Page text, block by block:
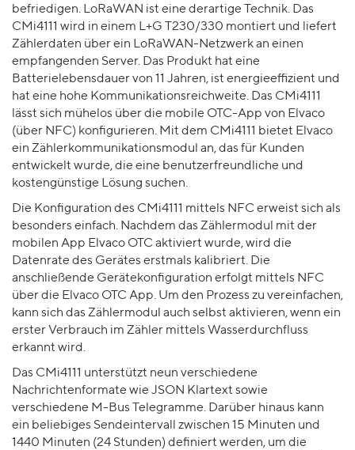
befriedigen. LoRaWAN ist eine derartige Technik. Das
CMi4111 wird in einem L+G T230/330 montiert und liefert
Zählerdaten über ein LoRaWAN-Netzwerk an einen
empfangenden Server. Das Produkt hat eine
Batterielebensdauer von 11 Jahren, ist energieeffizient und
hat eine hohe Kommunikationsreichweite. Das CMi4111
lässt sich mühelos über die mobile OTC-App von Elvaco
(über NFC) konfigurieren. Mit dem CMi4111 bietet Elvaco
ein Zählerkommunikationsmodul an, das für Kunden
entwickelt wurde, die eine benutzerfreundliche und
kostengünstige Lösung suchen.
Die Konfiguration des CMi4111 mittels NFC erweist sich als
besonders einfach. Nachdem das Zählermodul mit der
mobilen App Elvaco OTC aktiviert wurde, wird die
Datenrate des Gerätes erstmals kalibriert. Die
anschließende Gerätekonfiguration erfolgt mittels NFC
über die Elvaco OTC App. Um den Prozess zu vereinfachen,
kann sich das Zählermodul auch selbst aktivieren, wenn ein
erster Verbrauch im Zähler mittels Wasserdurchfluss
erkannt wird.
Das CMi4111 unterstützt neun verschiedene
Nachrichtenformate wie JSON Klartext sowie
verschiedene M-Bus Telegramme. Darüber hinaus kann
ein beliebiges Sendeintervall zwischen 15 Minuten und
1440 Minuten (24 Stunden) definiert werden, um die